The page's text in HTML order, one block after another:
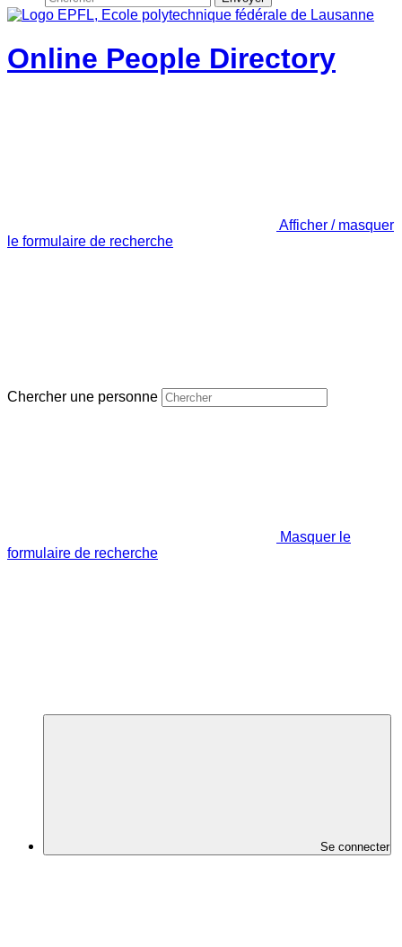
Online People Directory
Afficher / masquer
le formulaire de recherche
Chercher une personne
Masquer le
formulaire de recherche
Se connecter